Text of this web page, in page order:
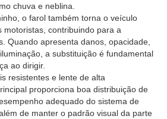
chuva e neblina.
o farol também torna o veículo
motoristas, contribuindo para a
Quando apresenta danos, opacidade,
a substituição é fundamental
ao dirigir.
resistentes e lente de alta
proporciona boa distribuição de
adequado do sistema de
de manter o padrão visual da parte